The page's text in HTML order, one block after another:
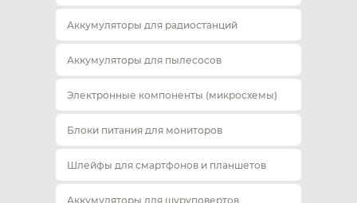
Аккумуляторы для радиостанций
Аккумуляторы для пылесосов
Электронные компоненты (микросхемы)
Блоки питания для мониторов
Шлейфы для смартфонов и планшетов
Аккумуляторы для шуруповертов